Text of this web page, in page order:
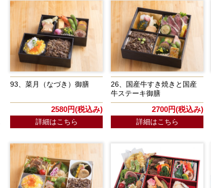
93、菜月（なづき）御膳
2580円(税込み)
詳細はこちら
26、国産牛すき焼きと国産
牛ステーキ御膳
2700円(税込み)
詳細はこちら